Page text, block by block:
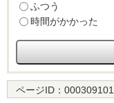
ふつう
時間がかかった
ページID： 000309101